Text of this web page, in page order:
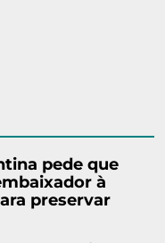
pede que
à
preservar